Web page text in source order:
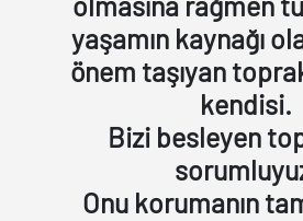
yaşamın kaynağı
önem taşıyan
kendisi.
Bizi besleyen
Onu korumanın